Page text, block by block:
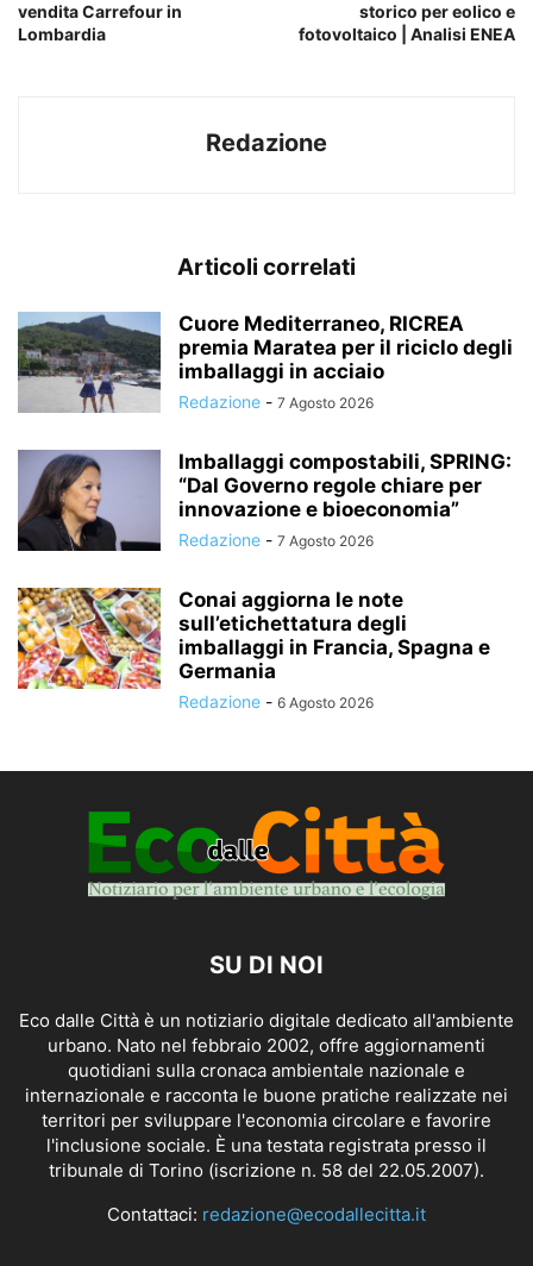
vendita Carrefour in
Lombardia
storico per eolico e
fotovoltaico | Analisi ENEA
Redazione
Articoli correlati
Cuore Mediterraneo, RICREA
premia Maratea per il riciclo degli
imballaggi in acciaio
Redazione - 7 Agosto 2026
Imballaggi compostabili, SPRING:
“Dal Governo regole chiare per
innovazione e bioeconomia”
Redazione - 7 Agosto 2026
Conai aggiorna le note
sull’etichettatura degli
imballaggi in Francia, Spagna e
Germania
Redazione - 6 Agosto 2026
SU DI NOI
Eco dalle Città è un notiziario digitale dedicato all'ambiente
urbano. Nato nel febbraio 2002, offre aggiornamenti
quotidiani sulla cronaca ambientale nazionale e
internazionale e racconta le buone pratiche realizzate nei
territori per sviluppare l'economia circolare e favorire
l'inclusione sociale. È una testata registrata presso il
tribunale di Torino (iscrizione n. 58 del 22.05.2007).
Contattaci: redazione@ecodallecitta.it